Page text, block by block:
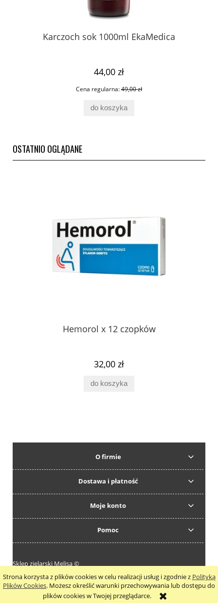
Strona korzysta z plików cookies w celu realizacji usług i zgodnie z Polityką
Plików Cookies. Możesz określić warunki przechowywania lub dostępu do
plików cookies w Twojej przeglądarce.
Karczoch sok 1000ml EkaMedica
44,00 zł
Cena regularna:49,00 zł
do koszyka
OSTATNIO OGLĄDANE
Hemorol x 12 czopków
32,00 zł
do koszyka
O firmie
Dostawa i płatność
Moje konto
Pomoc
Sklep zielarski Melisa ©
pokaż pełną wersję strony
Sklep internetowy Shoper.pl